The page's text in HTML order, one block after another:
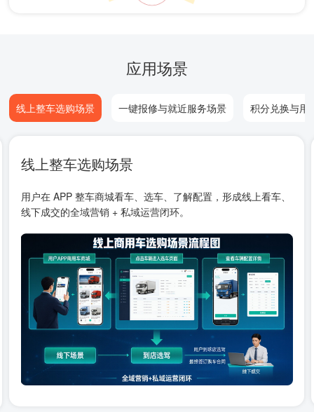
应用场景
线上整车选购场景 一键报修与就近服务场景 积分兑换与用
线上整车选购场景
用户在 APP 整车商城看车、选车、了解配置，形成线上看车、
线下成交的全域营销 + 私域运营闭环。